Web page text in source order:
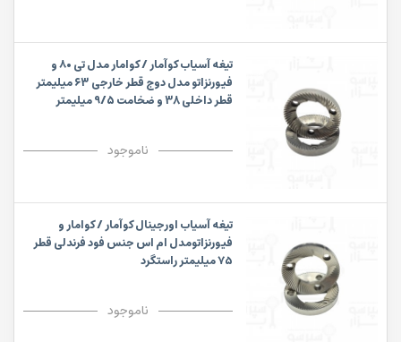
تیغه آسیاب کوآمار / کوامار مدل تی ۸۰ و
فیورنزاتو مدل دوج قطر خارجی ۶۳ میلیمتر
قطر داخلی 38 و ضخامت 9/5 میلیمتر
ناموجود
تیغه آسیاب اورجینال کوآمار / کوامار و
فیورنزاتومدل ام اس جنس فود فرندلی قطر
۷۵ میلیمتر راستگرد
ناموجود